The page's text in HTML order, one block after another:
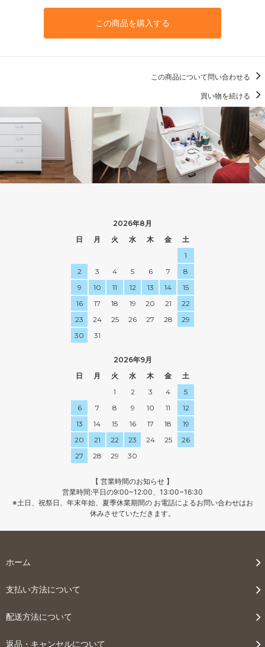
この商品を購入する
この商品について問い合わせる
買い物を続ける
2026年8月
日
月 火 水 木 金
土
1
2
3 4 5 6 7
8
9
10 11 12 13 14
15
16
17 18 19 20 21
22
23
24 25 26 27 28
29
30
31
2026年9月
日
月 火 水 木 金
土
1
2 3 4
5
6
7 8 9 10 11
12
13
14 15 16 17 18
19
20
21 22 23 24 25
26
27
28 29 30
【 営業時間のお知らせ 】
営業時間:平日の9:00~12:00、13:00~16:30
※土日、祝祭日、年末年始、夏季休業期間の お電話によるお問い合わせはお
休みさせていただきます。
ホーム
支払い方法について
配送方法について
返品・キャンセルについて